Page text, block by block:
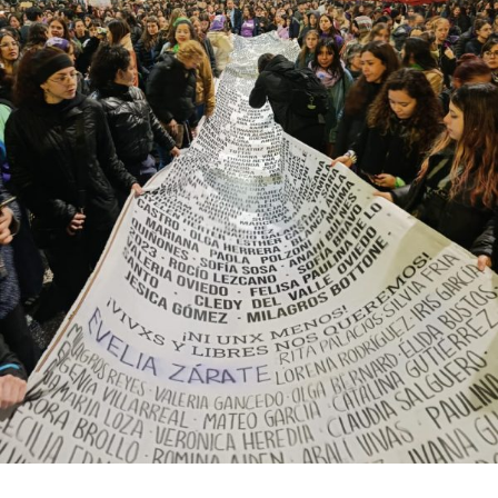
cuando se habían registrado 140 casos. Se trata, dice el
relevamiento, de un aumento “abrupto, excepcional y
cualitativamente distinto a la progresión observada en
los años anteriores”.
La violencia por odio hacia el colectivo LGBT+ se
intensificó en un contexto de desmantelamiento de
políticas públicas, vaciamiento de organismos de
protección, paralización de la agenda legislativa en
materia de derechos y consolidación de discursos
fascistas que estigmatizan a la diversidad.
Para María Rachid, titular del Instituto contra la
Discriminación de la Ciudad de Buenos Aires e
integrante de la Federación Argentina LGBT+
(FALGBT), el drástico aumento de estos crímenes en
Argentina no puede separarse de los discursos de odio
que provienen del gobierno nacional. “Tanto el